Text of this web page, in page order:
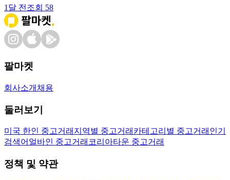
1달 전 조회 58
팔마켓
회사소개 채용
둘러보기
미국 한인 중고거래 지역별 중고거래 카테고리별 중고거래 인기
검색어 얼바인 중고거래 코리아타운 중고거래
정책 및 약관